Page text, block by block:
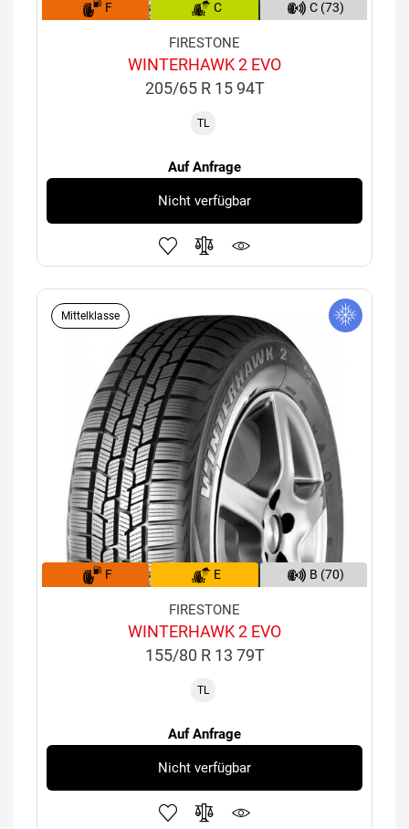
F C C (73)
FIRESTONE
WINTERHAWK 2 EVO
205/65 R 15 94T
TL
Auf Anfrage
Nicht verfügbar
Mittelklasse
F E B (70)
FIRESTONE
WINTERHAWK 2 EVO
155/80 R 13 79T
TL
Auf Anfrage
Nicht verfügbar